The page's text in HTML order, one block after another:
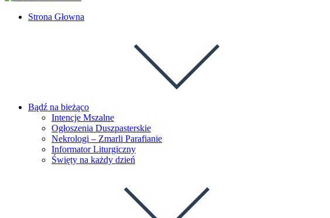
Strona Głowna
Bądź na bieżąco
Intencje Mszalne
Ogłoszenia Duszpasterskie
Nekrologi – Zmarli Parafianie
Informator Liturgiczny
Święty na każdy dzień